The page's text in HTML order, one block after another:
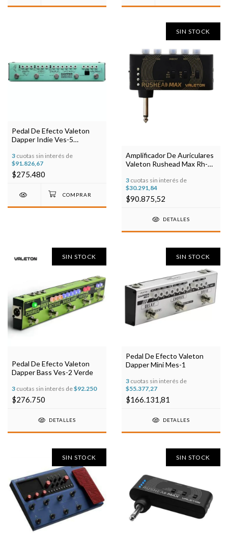
Pedal De Efecto Valeton
Dapper Indie Ves-5
3 cuotas sin interés de
$91.826,67
$275.480
SIN STOCK
Amplificador De Auriculares
Valeton Rushead Max Rh-
3 cuotas sin interés de
$30.291,84
$90.875,52
DETALLES
SIN STOCK
Pedal De Efecto Valeton
Dapper Bass Ves-2 Verde
3 cuotas sin interés de$92.250
$276.750
DETALLES
SIN STOCK
Pedal De Efecto Valeton
Dapper Mini Mes-1
3 cuotas sin interés de
$55.377,27
$166.131,81
DETALLES
SIN STOCK SIN STOCK